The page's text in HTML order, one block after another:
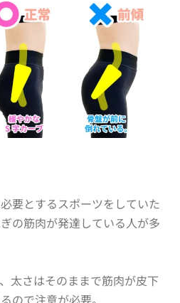
要とするスポーツをしていた
の筋肉が発達している人が多
太さはそのままで筋肉が皮下
ので注意が必要。